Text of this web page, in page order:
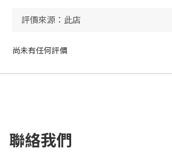
尚未有任何評價
聯絡我們